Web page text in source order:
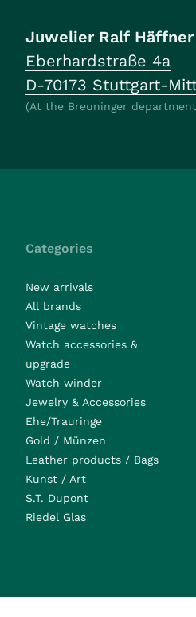
Juwelier Ralf Häffner
Eberhardstraße 4a
D-70173 Stuttgart-
(At the Breuninger
Categories
New arrivals
All brands
Vintage watches
Watch accessories &
upgrade
Watch winder
Jewelry & Accessories
Ehe/Trauringe
Gold / Münzen
Leather products / Bags
Kunst / Art
S.T. Dupont
Riedel Glas